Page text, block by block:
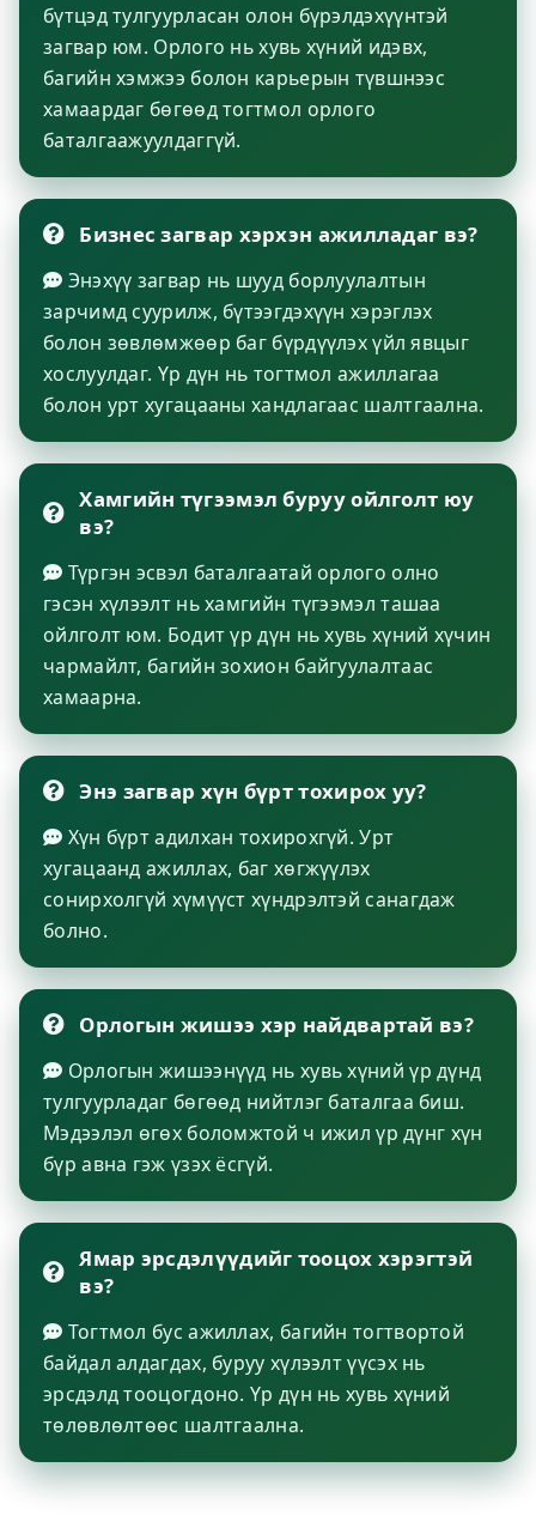
бүтцэд тулгуурласан олон бүрэлдэхүүнтэй
загвар юм. Орлого нь хувь хүний идэвх,
багийн хэмжээ болон карьерын түвшнээс
хамаардаг бөгөөд тогтмол орлого
баталгаажуулдаггүй.
Бизнес загвар хэрхэн ажилладаг вэ?
Энэхүү загвар нь шууд борлуулалтын
зарчимд суурилж, бүтээгдэхүүн хэрэглэх
болон зөвлөмжөөр баг бүрдүүлэх үйл явцыг
хослуулдаг. Үр дүн нь тогтмол ажиллагаа
болон урт хугацааны хандлагаас шалтгаална.
Хамгийн түгээмэл буруу ойлголт юу
вэ?
Түргэн эсвэл баталгаатай орлого олно
гэсэн хүлээлт нь хамгийн түгээмэл ташаа
ойлголт юм. Бодит үр дүн нь хувь хүний хүчин
чармайлт, багийн зохион байгуулалтаас
хамаарна.
Энэ загвар хүн бүрт тохирох уу?
Хүн бүрт адилхан тохирохгүй. Урт
хугацаанд ажиллах, баг хөгжүүлэх
сонирхолгүй хүмүүст хүндрэлтэй санагдаж
болно.
Орлогын жишээ хэр найдвартай вэ?
Орлогын жишээнүүд нь хувь хүний үр дүнд
тулгуурладаг бөгөөд нийтлэг баталгаа биш.
Мэдээлэл өгөх боломжтой ч ижил үр дүнг хүн
бүр авна гэж үзэх ёсгүй.
Ямар эрсдэлүүдийг тооцох хэрэгтэй
вэ?
Тогтмол бус ажиллах, багийн тогтвортой
байдал алдагдах, буруу хүлээлт үүсэх нь
эрсдэлд тооцогдоно. Үр дүн нь хувь хүний
төлөвлөлтөөс шалтгаална.